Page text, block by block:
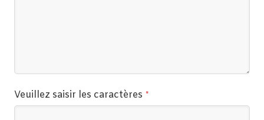
Veuillez saisir les caractères *